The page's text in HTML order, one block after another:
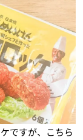
ですが、こちら